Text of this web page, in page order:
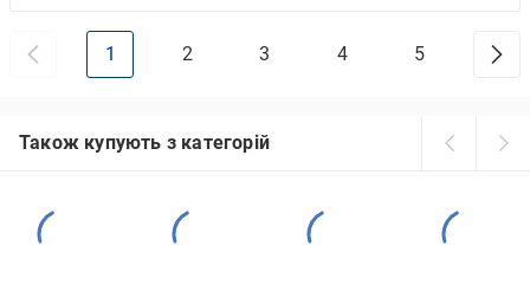
1 2 3 4 5
Також купують з категорій